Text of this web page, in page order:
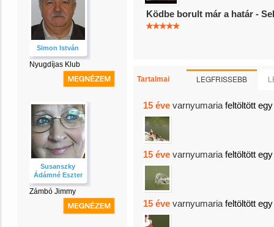
Simon István
Nyugdíjas Klub
Susanszky
Ádámné Eszter
Zámbó Jimmy
Ködbe borult már a határ -
Tartalmai LEGFRISSEBB
15 éve varnyumaria feltöltött
15 éve varnyumaria feltöltött
15 éve varnyumaria feltöltött